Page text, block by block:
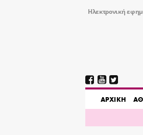
Ηλεκτρονική
AΡΧΙΚΗ